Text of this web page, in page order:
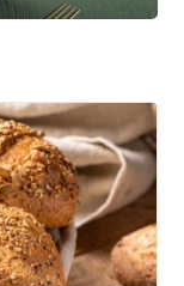
basis van